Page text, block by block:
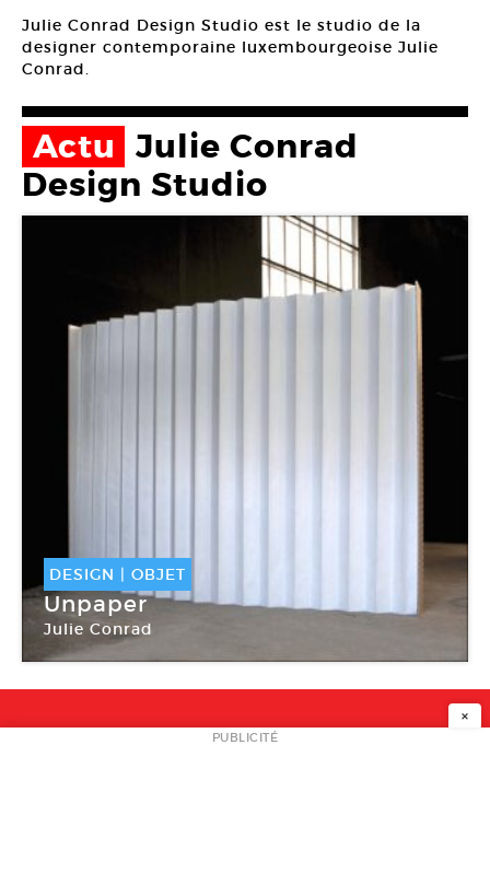
Julie Conrad Design Studio est le studio de la
designer contemporaine luxembourgeoise Julie
Conrad.
Actu Julie Conrad
Design Studio
DESIGN | OBJET
Unpaper
Julie Conrad
Julie Conrad Design Studio
NEWSLETTER
×
PUBLICITÉ